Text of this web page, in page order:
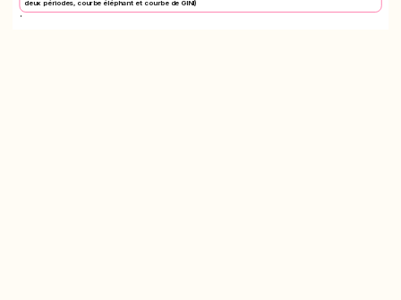
deux périodes, courbe éléphant et courbe de GINI)
'